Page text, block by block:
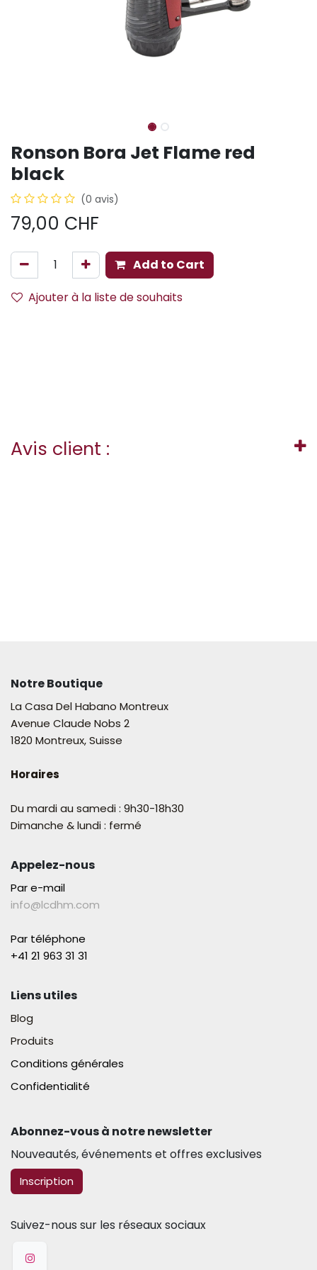
Ronson Bora Jet Flame red
black
(0 avis)
79,00 CHF
Add to Cart
Ajouter à la liste de souhaits
Avis client :
Notre Boutique
La Casa Del Habano Montreux
Avenue Claude Nobs 2
1820 Montreux, Suisse
Horaires
Du mardi au samedi : 9h30-18h30
Dimanche & lundi : fermé
Appelez-nous
Par e-mail
info@lcdhm.com
Par téléphone
+41 21 963 31 31​
Liens utiles
Blog
Produits
Conditions générales
Confidentialité
Abonnez-vous à notre newsletter​
Nouveautés, événements et offres exclusives
​​​​Inscription
Suivez-nous sur les réseaux sociaux